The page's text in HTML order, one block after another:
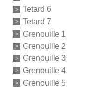
Tetard 6
Tetard 7
Grenouille 1
Grenouille 2
Grenouille 3
Grenouille 4
Grenouille 5